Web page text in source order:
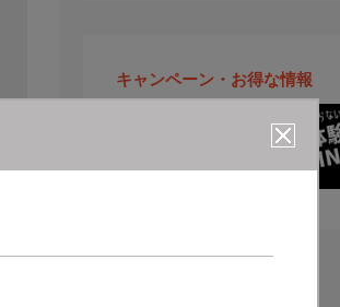
キャンペーン・お得な情報